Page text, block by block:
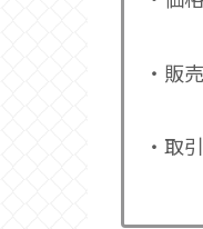
・販
・取